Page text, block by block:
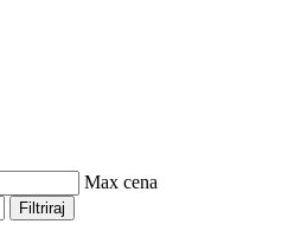
Max cena
Filtriraj